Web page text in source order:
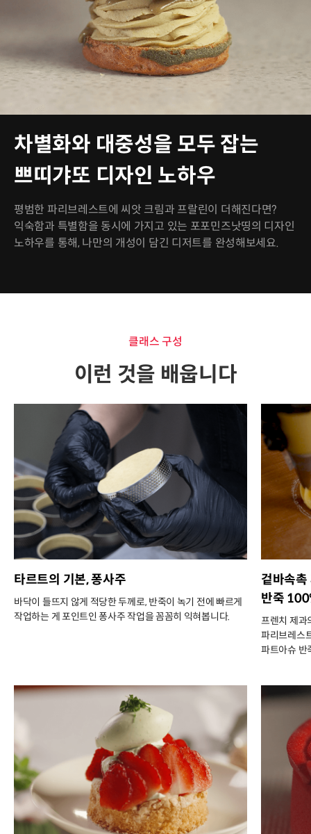
차별화와 대중성을 모두 잡는
쁘띠갸또 디자인 노하우
평범한 파리브레스트에 씨앗 크림과 프랄린이 더해진다면?
익숙함과 특별함을 동시에 가지고 있는 포포민즈낫띵의 디자인
노하우를 통해, 나만의 개성이 담긴 디저트를 완성해보세요.
클래스 구성
이런 것을 배웁니다
타르트의 기본, 퐁사주
바닥이 들뜨지 않게 적당한 두께로, 반죽이 녹기 전에 빠르게
작업하는 게 포인트인 퐁사주 작업을 꼼꼼히 익혀봅니다.
겉바속촉
반죽
프렌치 제과
파리브레스
파트아슈 반